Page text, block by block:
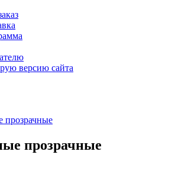
версию сайта
прозрачные
прозрачные